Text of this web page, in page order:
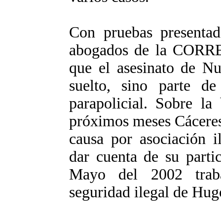
Con pruebas
abogados de la
que el asesinato de
suelto, sino parte
parapolicial. Sobre la
próximos meses
causa por asociación
dar cuenta de su
Mayo del 2002
seguridad ilegal de